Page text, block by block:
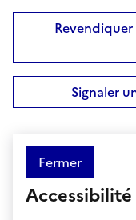
Signaler
Fermer
Accessibilité